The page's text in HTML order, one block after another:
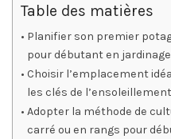
Table des matières
Planifier son premier
pour débutant en jardinage
Choisir l’emplacement
les clés de
Adopter la méthode de
carré ou en rangs pour